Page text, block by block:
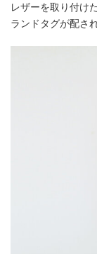
レザーを取り付け
ランドタグが配さ